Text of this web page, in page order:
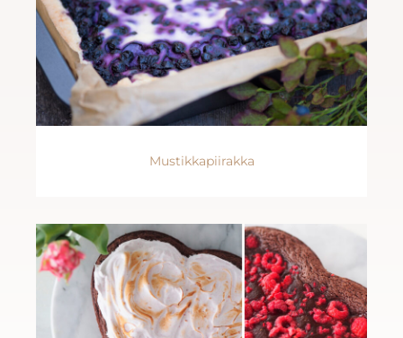
Mustikkapiirakka